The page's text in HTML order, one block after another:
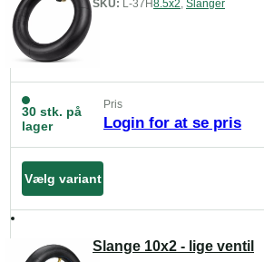
SKU: L-37H8.5x2, Slanger
30 stk. på
lager
Pris
Login for at se pris
Vælg variant
Slange 10x2 - lige ventil